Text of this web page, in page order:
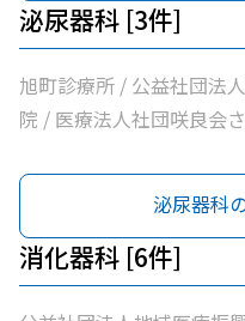
泌尿器科 [3件]
旭町診療所 / 公益社団法
院 / 医療法人社団咲良会
泌尿器科
消化器科 [6件]